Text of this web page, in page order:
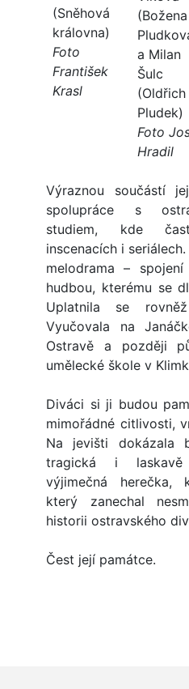
(Sněhová
královna)
Foto
František
Krasl
(Božena
a Milan
Šulc
(Oldřich
Pludek)
Foto
Hradil
Výraznou součástí
spolupráce s
studiem, kde
inscenacích i
melodrama –
hudbou, kterému se
Uplatnila se
Vyučovala na
Ostravě a později
umělecké škole v
Diváci si ji budou
mimořádné citlivosti,
Na jevišti dokázala
tragická i laskavě
výjimečná herečka,
který zanechal
historii ostravského
Čest její památce.